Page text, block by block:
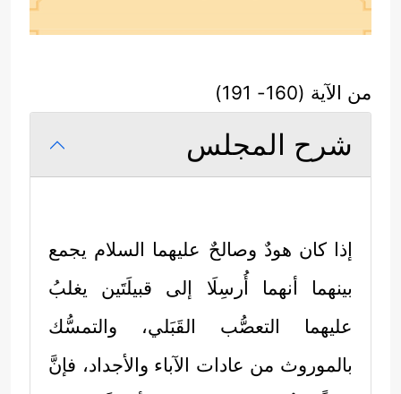
من الآية (160- 191)
شرح المجلس
إذا كان هودٌ وصالحٌ عليهما السلام يجمع
بينهما أنهما أُرسِلَا إلى قبيلَتَين يغلبُ
عليهما التعصُّب القَبَلي، والتمسُّك
بالموروث من عادات الآباء والأجداد، فإنَّ